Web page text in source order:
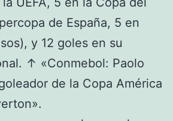
de España, 5 en
y 12 goles en su
↑ «Conmebol: Paolo
de la Copa América